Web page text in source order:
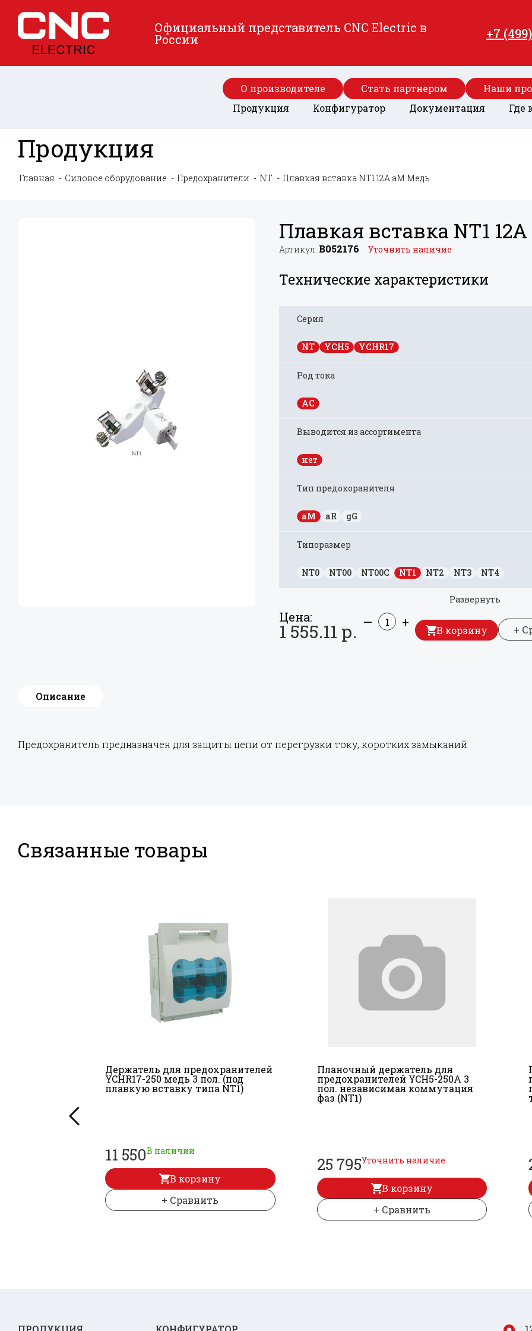
Официальный представитель CNC Electric в
России +7
О производителе Стать партнером
Наши
Продукция
Конфигуратор Документация Где
Продукция
Главная Силовое оборудование Предохранители NT Плавкая вставка NT1 12A aM Медь
Плавкая вставка NT1
Артикул: B052176 Уточнить наличие
Технические характеристики
Развернуть
Серия
NT YCH5 YCHR17
Род тока
AC
Выводится из ассортимента
нет
Тип предохоранителя
aM aR gG
Типоразмер
NT0 NT00 NT00C NT1 NT2 NT3 NT4
Цена:
1 555.11 р. — +
В корзину +
Описание
Предохранитель предназначен для защиты цепи от перегрузки току, коротких замыканий
Связанные товары
Держатель для предохранителей
YCHR17-250 медь 3 пол. (под
плавкую вставку типа NT1)
11 550В наличии
В корзину
+ Сравнить
Планочный держатель для
предохранителей YCH5-250A 3
пол. независимая коммутация
фаз (NT1)
25 795Уточнить наличие
В корзину
+ Сравнить